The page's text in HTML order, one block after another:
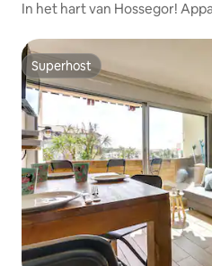
In het hart van Hossegor!
Superhost
Superhost